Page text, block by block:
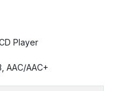
Player
AAC/AAC+